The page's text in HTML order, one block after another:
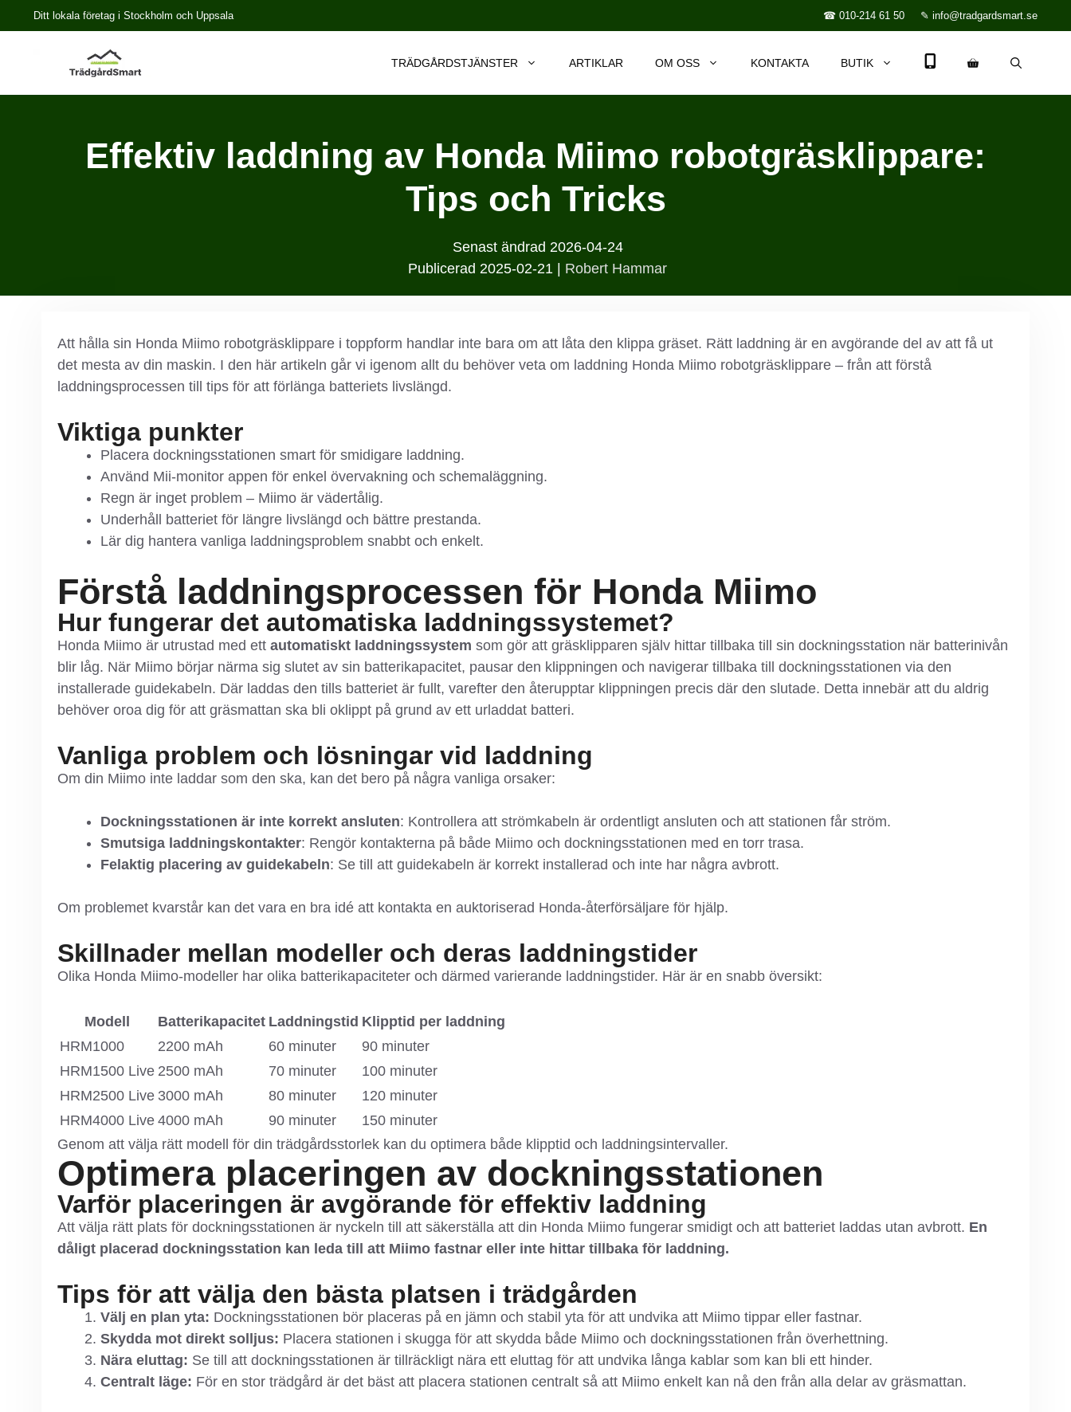
☎ 010-214 61 50 ✎ info@tradgardsmart.se
Ditt lokala företag i Stockholm och Uppsala
TRÄDGÅRDSTJÄNSTER ARTIKLAR OM OSS KONTAKTA BUTIK
Effektiv laddning av Honda Miimo robotgräsklippare:
Tips och Tricks
Senast ändrad 2026-04-24
Publicerad 2025-02-21 Robert Hammar
Att hålla sin Honda Miimo robotgräsklippare i toppform handlar inte bara om att låta den klippa gräset. Rätt laddning är en avgörande del av att få ut
det mesta av din maskin. I den här artikeln går vi igenom allt du behöver veta om laddning Honda Miimo robotgräsklippare – från att förstå
laddningsprocessen till tips för att förlänga batteriets livslängd.
Viktiga punkter
Placera dockningsstationen smart för smidigare laddning.
Använd Mii-monitor appen för enkel övervakning och schemaläggning.
Regn är inget problem – Miimo är vädertålig.
Underhåll batteriet för längre livslängd och bättre prestanda.
Lär dig hantera vanliga laddningsproblem snabbt och enkelt.
Förstå laddningsprocessen för Honda Miimo
Hur fungerar det automatiska laddningssystemet?
Honda Miimo är utrustad med ett automatiskt laddningssystem som gör att gräsklipparen själv hittar tillbaka till sin dockningsstation när batterinivån
blir låg. När Miimo börjar närma sig slutet av sin batterikapacitet, pausar den klippningen och navigerar tillbaka till dockningsstationen via den
installerade guidekabeln. Där laddas den tills batteriet är fullt, varefter den återupptar klippningen precis där den slutade. Detta innebär att du aldrig
behöver oroa dig för att gräsmattan ska bli oklippt på grund av ett urladdat batteri.
Vanliga problem och lösningar vid laddning
Om din Miimo inte laddar som den ska, kan det bero på några vanliga orsaker:
Dockningsstationen är inte korrekt ansluten: Kontrollera att strömkabeln är ordentligt ansluten och att stationen får ström.
Smutsiga laddningskontakter: Rengör kontakterna på både Miimo och dockningsstationen med en torr trasa.
Felaktig placering av guidekabeln: Se till att guidekabeln är korrekt installerad och inte har några avbrott.
Om problemet kvarstår kan det vara en bra idé att kontakta en auktoriserad Honda-återförsäljare för hjälp.
Skillnader mellan modeller och deras laddningstider
Olika Honda Miimo-modeller har olika batterikapaciteter och därmed varierande laddningstider. Här är en snabb översikt:
Modell Batterikapacitet Laddningstid Klipptid per laddning
HRM1000
2200 mAh 60 minuter
90 minuter
HRM1500 Live 2500 mAh 70 minuter
100 minuter
HRM2500 Live 3000 mAh 80 minuter
120 minuter
HRM4000 Live 4000 mAh 90 minuter
150 minuter
Genom att välja rätt modell för din trädgårdsstorlek kan du optimera både klipptid och laddningsintervaller.
Optimera placeringen av dockningsstationen
Varför placeringen är avgörande för effektiv laddning
Att välja rätt plats för dockningsstationen är nyckeln till att säkerställa att din Honda Miimo fungerar smidigt och att batteriet laddas utan avbrott. En
dåligt placerad dockningsstation kan leda till att Miimo fastnar eller inte hittar tillbaka för laddning.
Tips för att välja den bästa platsen i trädgården
Välj en plan yta: Dockningsstationen bör placeras på en jämn och stabil yta för att undvika att Miimo tippar eller fastnar.
Skydda mot direkt solljus: Placera stationen i skugga för att skydda både Miimo och dockningsstationen från överhettning.
Nära eluttag: Se till att dockningsstationen är tillräckligt nära ett eluttag för att undvika långa kablar som kan bli ett hinder.
Centralt läge: För en stor trädgård är det bäst att placera stationen centralt så att Miimo enkelt kan nå den från alla delar av gräsmattan.